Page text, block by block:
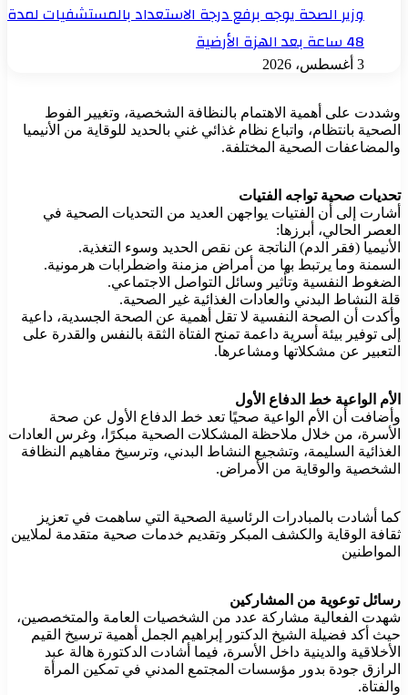
وزير الصحة يوجه برفع درجة الاستعداد بالمستشفيات لمدة
48 ساعة بعد الهزة الأرضية
3 أغسطس، 2026
وشددت على أهمية الاهتمام بالنظافة الشخصية، وتغيير الفوط
الصحية بانتظام، واتباع نظام غذائي غني بالحديد للوقاية من الأنيميا
والمضاعفات الصحية المختلفة.
تحديات صحية تواجه الفتيات
أشارت إلى أن الفتيات يواجهن العديد من التحديات الصحية في
العصر الحالي، أبرزها:
الأنيميا (فقر الدم) الناتجة عن نقص الحديد وسوء التغذية.
السمنة وما يرتبط بها من أمراض مزمنة واضطرابات هرمونية.
الضغوط النفسية وتأثير وسائل التواصل الاجتماعي.
قلة النشاط البدني والعادات الغذائية غير الصحية.
وأكدت أن الصحة النفسية لا تقل أهمية عن الصحة الجسدية، داعية
إلى توفير بيئة أسرية داعمة تمنح الفتاة الثقة بالنفس والقدرة على
التعبير عن مشكلاتها ومشاعرها.
الأم الواعية خط الدفاع الأول
وأضافت أن الأم الواعية صحيًا تعد خط الدفاع الأول عن صحة
الأسرة، من خلال ملاحظة المشكلات الصحية مبكرًا، وغرس العادات
الغذائية السليمة، وتشجيع النشاط البدني، وترسيخ مفاهيم النظافة
الشخصية والوقاية من الأمراض.
كما أشادت بالمبادرات الرئاسية الصحية التي ساهمت في تعزيز
ثقافة الوقاية والكشف المبكر وتقديم خدمات صحية متقدمة لملايين
المواطنين
رسائل توعوية من المشاركين
شهدت الفعالية مشاركة عدد من الشخصيات العامة والمتخصصين،
حيث أكد فضيلة الشيخ الدكتور إبراهيم الجمل أهمية ترسيخ القيم
الأخلاقية والدينية داخل الأسرة، فيما أشادت الدكتورة هالة عبد
الرازق جودة بدور مؤسسات المجتمع المدني في تمكين المرأة
والفتاة.